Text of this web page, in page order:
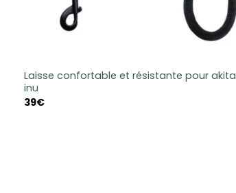
Laisse confortable et résistante pour akita
inu
39€